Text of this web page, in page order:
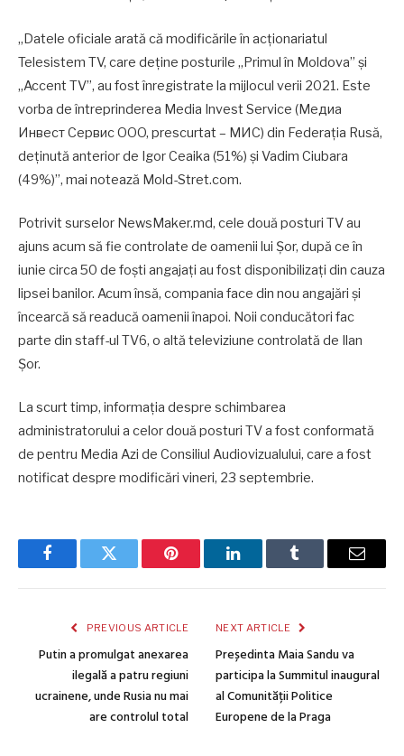
„Datele oficiale arată că modificările în acționariatul
Telesistem TV, care deține posturile „Primul în Moldova” și
„Accent TV”, au fost înregistrate la mijlocul verii 2021. Este
vorba de întreprinderea Media Invest Service (Медиа
Инвест Сервис OOO, prescurtat – МИС) din Federația Rusă,
deținută anterior de Igor Ceaika (51%) și Vadim Ciubara
(49%)”, mai notează Mold-Stret.com.
Potrivit surselor NewsMaker.md, cele două posturi TV au
ajuns acum să fie controlate de oamenii lui Șor, după ce în
iunie circa 50 de foști angajați au fost disponibilizați din cauza
lipsei banilor. Acum însă, compania face din nou angajări și
încearcă să readucă oamenii înapoi. Noii conducători fac
parte din staff-ul TV6, o altă televiziune controlată de Ilan
Șor.
La scurt timp, informația despre schimbarea
administratorului a celor două posturi TV a fost conformată
de pentru Media Azi de Consiliul Audiovizualului, care a fost
notificat despre modificări vineri, 23 septembrie.
FacebookTwitter Pinterest LinkedInTumblr Email
PREVIOUS ARTICLE
Putin a promulgat anexarea
ilegală a patru regiuni
ucrainene, unde Rusia nu mai
are controlul total
NEXT ARTICLE
Președinta Maia Sandu va
participa la Summitul inaugural
al Comunității Politice
Europene de la Praga